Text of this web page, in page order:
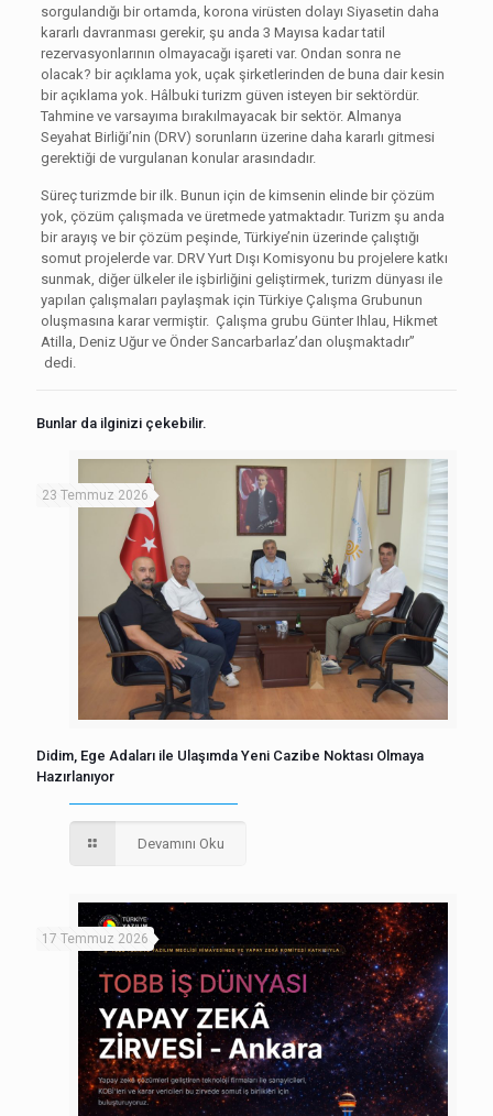
sorgulandığı bir ortamda, korona virüsten dolayı Siyasetin daha
kararlı davranması gerekir, şu anda 3 Mayısa kadar tatil
rezervasyonlarının olmayacağı işareti var. Ondan sonra ne
olacak? bir açıklama yok, uçak şirketlerinden de buna dair kesin
bir açıklama yok. Hâlbuki turizm güven isteyen bir sektördür.
Tahmine ve varsayıma bırakılmayacak bir sektör. Almanya
Seyahat Birliği’nin (DRV) sorunların üzerine daha kararlı gitmesi
gerektiği de vurgulanan konular arasındadır.
Süreç turizmde bir ilk. Bunun için de kimsenin elinde bir çözüm
yok, çözüm çalışmada ve üretmede yatmaktadır. Turizm şu anda
bir arayış ve bir çözüm peşinde, Türkiye’nin üzerinde çalıştığı
somut projelerde var. DRV Yurt Dışı Komisyonu bu projelere katkı
sunmak, diğer ülkeler ile işbirliğini geliştirmek, turizm dünyası ile
yapılan çalışmaları paylaşmak için Türkiye Çalışma Grubunun
oluşmasına karar vermiştir. Çalışma grubu Günter Ihlau, Hikmet
Atilla, Deniz Uğur ve Önder Sancarbarlaz’dan oluşmaktadır”
dedi.
Bunlar da ilginizi çekebilir.
23 Temmuz 2026
Didim, Ege Adaları ile Ulaşımda Yeni Cazibe Noktası Olmaya
Hazırlanıyor
Devamını Oku
17 Temmuz 2026